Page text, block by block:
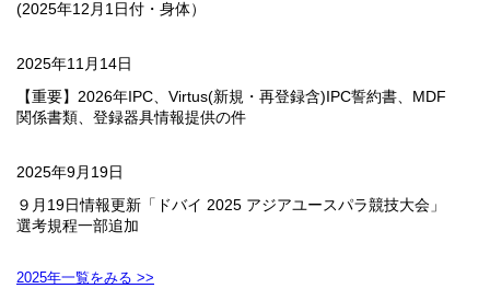
(2025年12月1日付・身体）
2025年11月14日
【重要】2026年IPC、Virtus(新規・再登録含)IPC誓約書、MDF
関係書類、登録器具情報提供の件
2025年9月19日
９月19日情報更新「ドバイ 2025 アジアユースパラ競技大会」
選考規程一部追加
2025年一覧をみる >>